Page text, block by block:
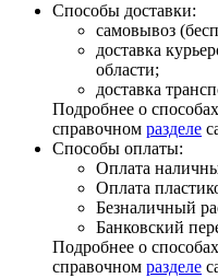
Способы доставки:
самовывоз
доставка
области;
доставка
Подробнее о
справочном разделе
Способы оплаты:
Оплата
Оплата
Безналичный
Банковский
Подробнее о
справочном разделе